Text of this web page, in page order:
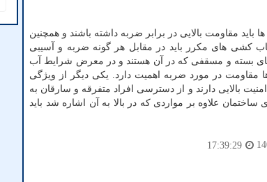
مقاومت بالایی در برابر ضربه داشته باشند و همچنین
کشی های مکرر باید در مقابل هر گونه ضربه و آسیبی
بسته و مسقفی که در آن هستند و در معرض شرایط آب
مقاومت در مورد ضربه اهمیت دارد. یکی دیگر از ویژگی
بالایی دارند و از دسترسی افراد متفرقه و سارقان به
علاوه بر مواردی که در بالا به آن اشاره شد باید
17:39:29